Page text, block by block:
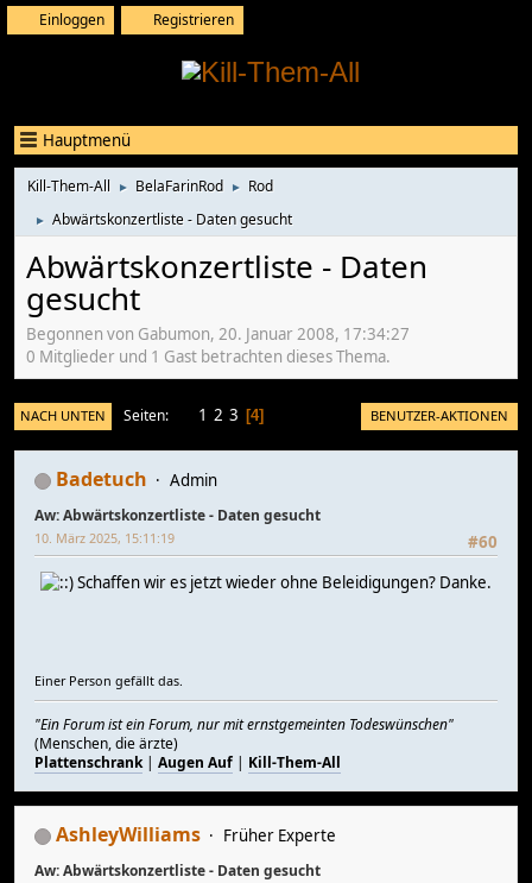
Einloggen Registrieren
Hauptmenü
Kill-Them-All ► BelaFarinRod ► Rod
► Abwärtskonzertliste - Daten gesucht
Abwärtskonzertliste - Daten
gesucht
Begonnen von Gabumon, 20. Januar 2008, 17:34:27
0 Mitglieder und 1 Gast betrachten dieses Thema.
NACH UNTEN Seiten 1 2 3 4 BENUTZER-AKTIONEN
Badetuch Admin
Aw: Abwärtskonzertliste - Daten gesucht
#60
10. März 2025, 15:11:19
Schaffen wir es jetzt wieder ohne Beleidigungen? Danke.
Einer Person gefällt das.
"Ein Forum ist ein Forum, nur mit ernstgemeinten Todeswünschen"
(Menschen, die ärzte)
Plattenschrank| Augen Auf | Kill-Them-All
AshleyWilliams Früher Experte
Aw: Abwärtskonzertliste - Daten gesucht